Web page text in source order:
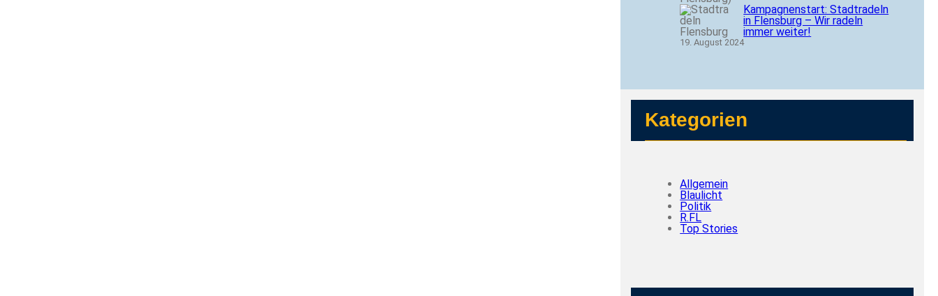
Kampagnenstart: Stadtradeln
in Flensburg – Wir radeln
immer weiter!
19. August 2024
Kategorien
Allgemein
Blaulicht
Politik
R.FL
Top Stories